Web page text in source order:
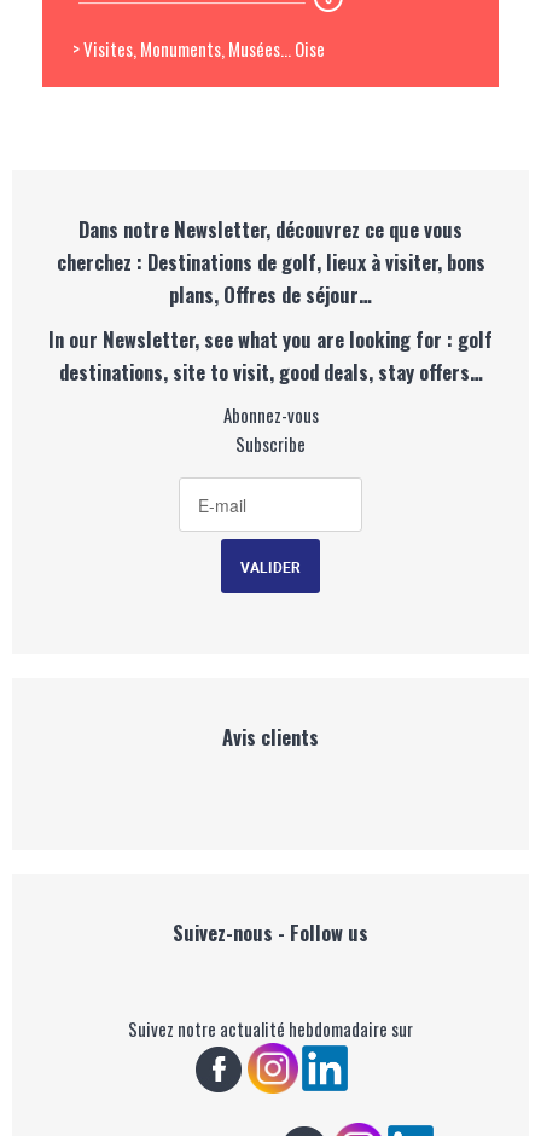
> Visites, Monuments, Musées... Oise
Dans notre Newsletter, découvrez ce que vous
cherchez : Destinations de golf, lieux à visiter, bons
plans, Offres de séjour…
In our Newsletter, see what you are looking for : golf
destinations, site to visit, good deals, stay offers…
Abonnez-vous
Subscribe
Avis clients
Suivez-nous - Follow us
Suivez notre actualité hebdomadaire sur